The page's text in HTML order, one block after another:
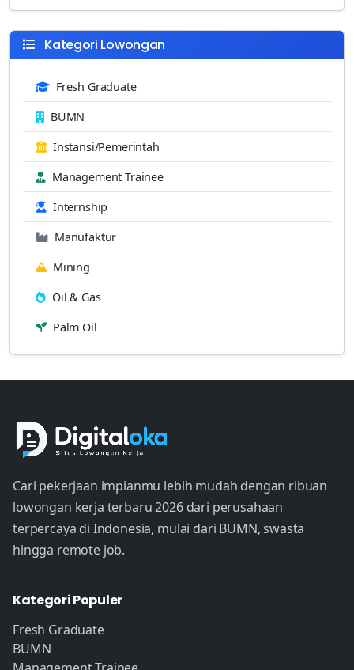
Kategori Lowongan
Fresh Graduate
BUMN
Instansi/Pemerintah
Management Trainee
Internship
Manufaktur
Mining
Oil & Gas
Palm Oil
Cari pekerjaan impianmu lebih mudah dengan ribuan
lowongan kerja terbaru 2026 dari perusahaan
terpercaya di Indonesia, mulai dari BUMN, swasta
hingga remote job.
Kategori Populer
Fresh Graduate
BUMN